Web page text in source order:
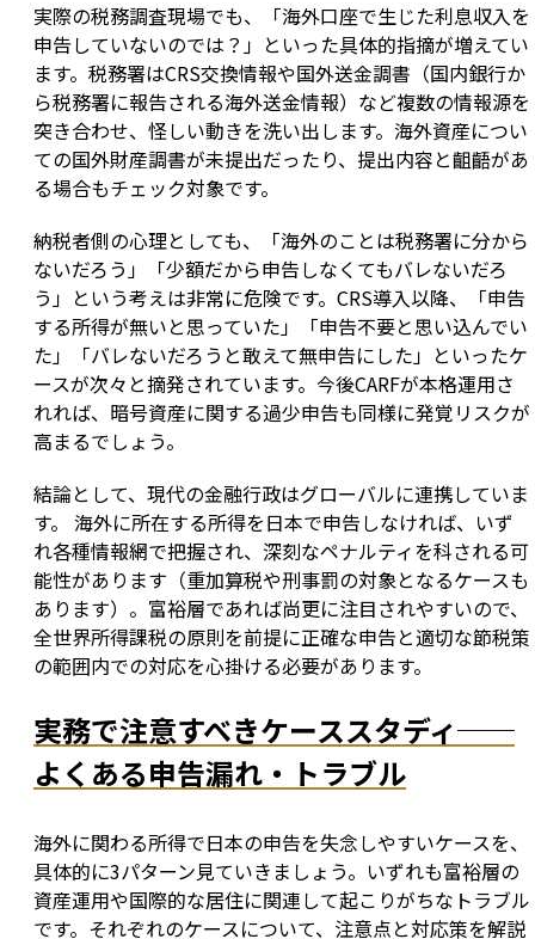
実際の税務調査現場でも、「海外口座で生じた利息収入を
申告していないのでは？」といった具体的指摘が増えてい
ます。税務署はCRS交換情報や国外送金調書（国内銀行か
ら税務署に報告される海外送金情報）など複数の情報源を
突き合わせ、怪しい動きを洗い出します。海外資産につい
ての国外財産調書が未提出だったり、提出内容と齟齬があ
る場合もチェック対象です。
納税者側の心理としても、「海外のことは税務署に分から
ないだろう」「少額だから申告しなくてもバレないだろ
う」という考えは非常に危険です。CRS導入以降、「申告
する所得が無いと思っていた」「申告不要と思い込んでい
た」「バレないだろうと敢えて無申告にした」といったケ
ースが次々と摘発されています。今後CARFが本格運用さ
れれば、暗号資産に関する過少申告も同様に発覚リスクが
高まるでしょう。
結論として、現代の金融行政はグローバルに連携していま
す。 海外に所在する所得を日本で申告しなければ、いず
れ各種情報網で把握され、深刻なペナルティを科される可
能性があります（重加算税や刑事罰の対象となるケースも
あります）。富裕層であれば尚更に注目されやすいので、
全世界所得課税の原則を前提に正確な申告と適切な節税策
の範囲内での対応を心掛ける必要があります。
実務で注意すべきケーススタディ──
よくある申告漏れ・トラブル
海外に関わる所得で日本の申告を失念しやすいケースを、
具体的に3パターン見ていきましょう。いずれも富裕層の
資産運用や国際的な居住に関連して起こりがちなトラブル
です。それぞれのケースについて、注意点と対応策を解説